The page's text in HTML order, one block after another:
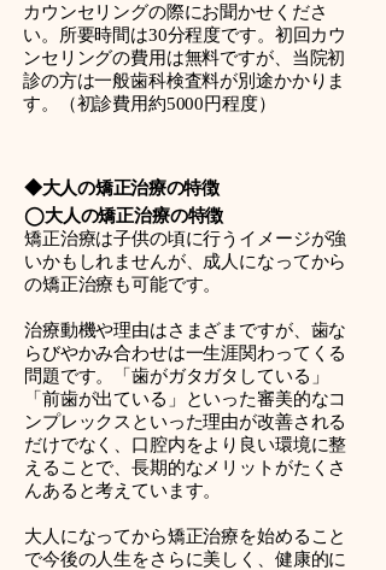
カウンセリングの際にお聞かせくださ
い。所要時間は30分程度です。初回カウ
ンセリングの費用は無料ですが、当院初
診の方は一般歯科検査料が別途かかりま
す。（初診費用約5000円程度）
◆大人の矯正治療の特徴
◯大人の矯正治療の特徴
矯正治療は子供の頃に行うイメージが強
いかもしれませんが、成人になってから
の矯正治療も可能です。
治療動機や理由はさまざまですが、歯な
らびやかみ合わせは一生涯関わってくる
問題です。「歯がガタガタしている」
「前歯が出ている」といった審美的なコ
ンプレックスといった理由が改善される
だけでなく、口腔内をより良い環境に整
えることで、長期的なメリットがたくさ
んあると考えています。
大人になってから矯正治療を始めること
で今後の人生をさらに美しく、健康的に